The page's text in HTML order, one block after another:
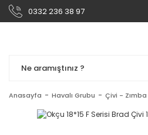
0332 236 38 97
Anasayfa Havalı Grubu Çivi - Zımba